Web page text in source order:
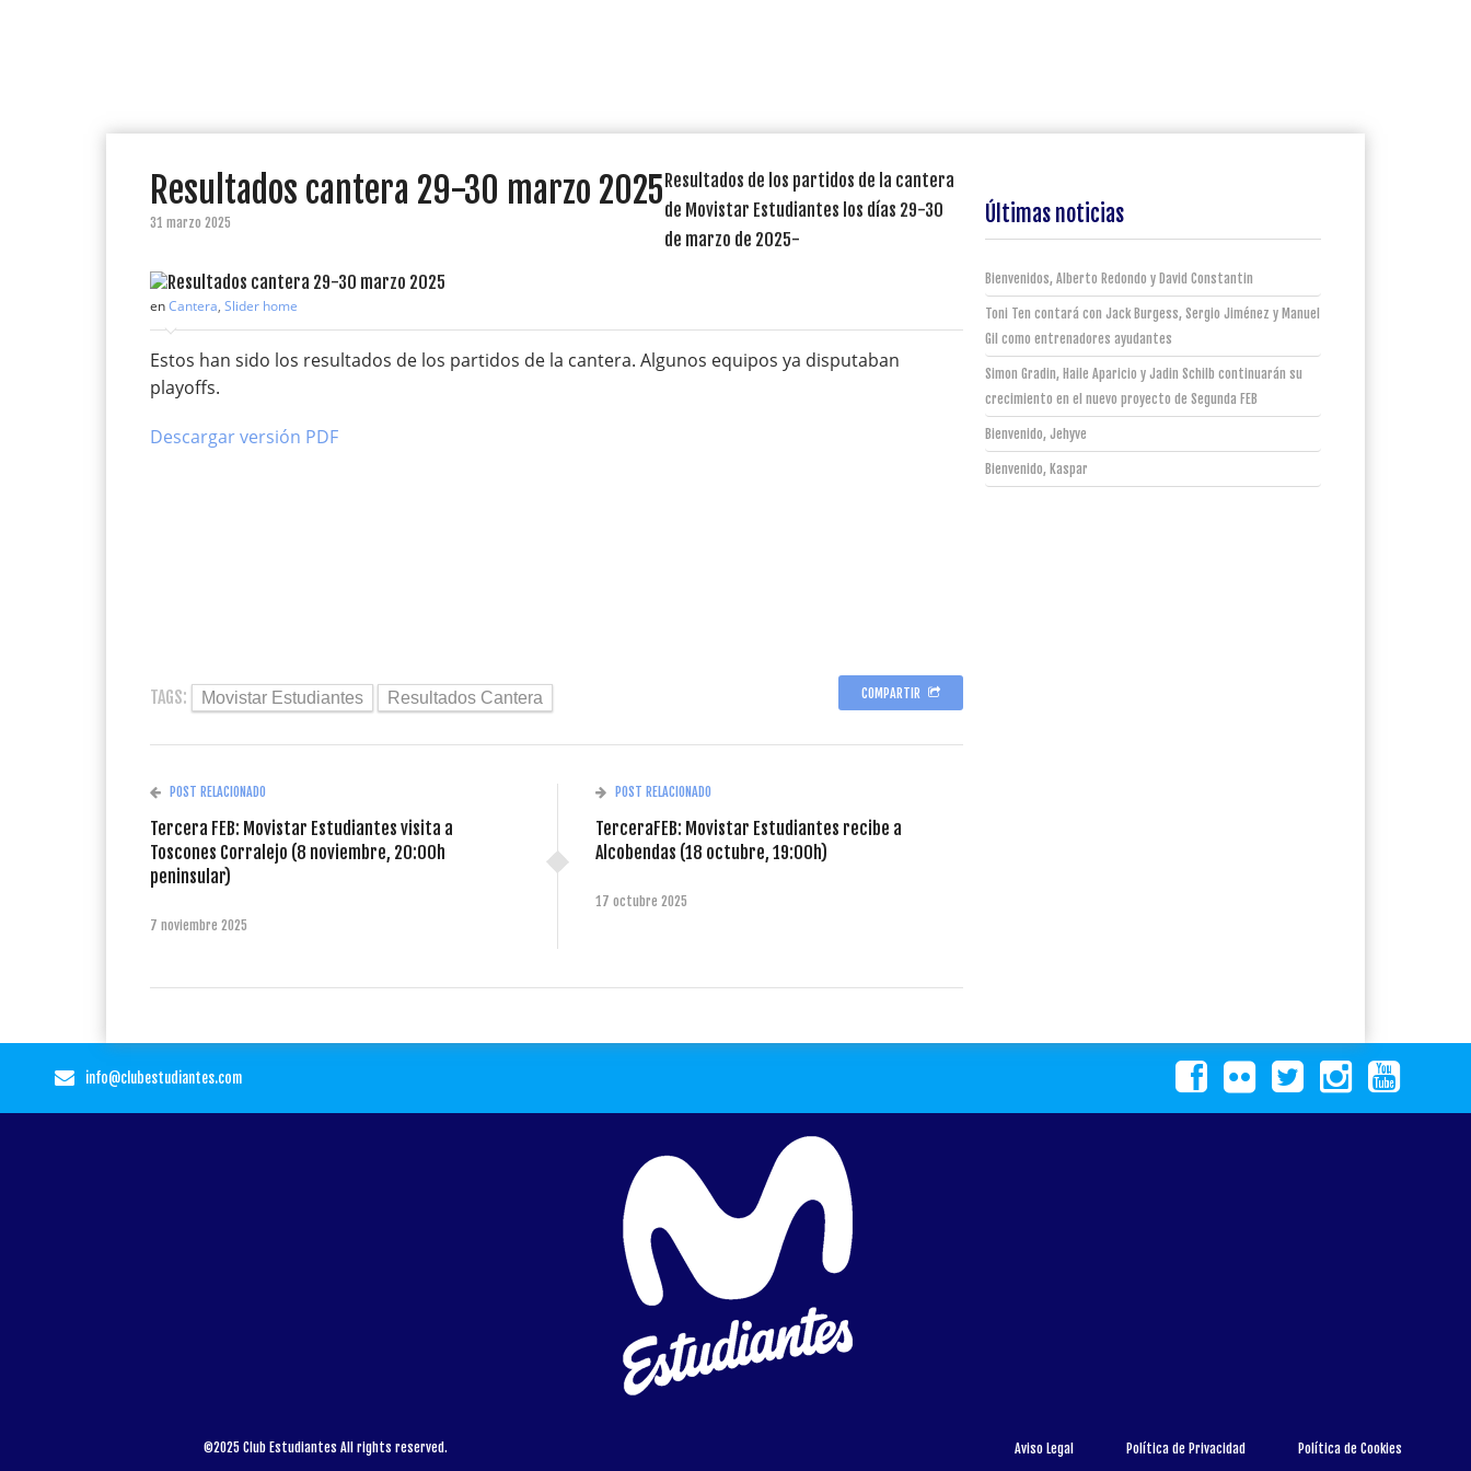
Resultados cantera 29-30 marzo 2025
31 marzo 2025
Resultados de los partidos de la cantera
de Movistar Estudiantes los días 29-30
de marzo de 2025-
enCantera, Slider home
Estos han sido los resultados de los partidos de la cantera. Algunos equipos ya disputaban
playoffs.
Descargar versión PDF
TAGS: Movistar Estudiantes Resultados Cantera COMPARTIR
POST RELACIONADO
Tercera FEB: Movistar Estudiantes visita a
Toscones Corralejo (8 noviembre, 20:00h
peninsular)
7 noviembre 2025
POST RELACIONADO
TerceraFEB: Movistar Estudiantes recibe a
Alcobendas (18 octubre, 19:00h)
17 octubre 2025
Últimas noticias
Bienvenidos, Alberto Redondo y David Constantin
Toni Ten contará con Jack Burgess, Sergio Jiménez y Manuel
Gil como entrenadores ayudantes
Simon Gradin, Haile Aparicio y Jadin Schilb continuarán su
crecimiento en el nuevo proyecto de Segunda FEB
Bienvenido, Jehyve
Bienvenido, Kaspar
info@clubestudiantes.com
©2025 Club Estudiantes All rights reserved. Aviso Legal Política de Privacidad Política de Cookies